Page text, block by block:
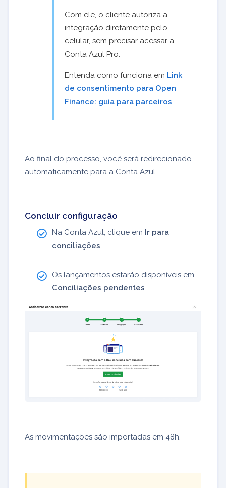
Com ele, o cliente autoriza a
integração diretamente pelo
celular, sem precisar acessar a
Conta Azul Pro.
Entenda como funciona em Link
de consentimento para Open
Finance: guia para parceiros .
Ao final do processo, você será redirecionado
automaticamente para a Conta Azul.
Concluir configuração
Na Conta Azul, clique em Ir para
conciliações.
Os lançamentos estarão disponíveis em
Conciliações pendentes.
As movimentações são importadas em 48h.